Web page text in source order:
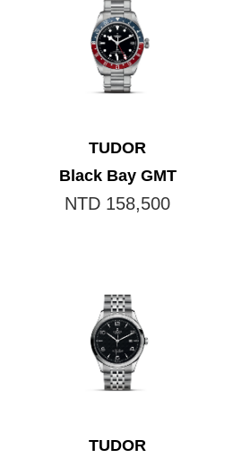
TUDOR
Black Bay GMT
NTD 158,500
TUDOR